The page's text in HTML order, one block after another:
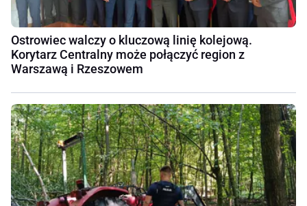
Ostrowiec walczy o kluczową linię kolejową.
Korytarz Centralny może połączyć region z
Warszawą i Rzeszowem